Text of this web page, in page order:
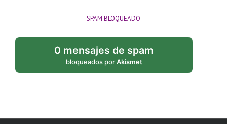
SPAM BLOQUEADO
0 mensajes de spam
bloqueados porAkismet